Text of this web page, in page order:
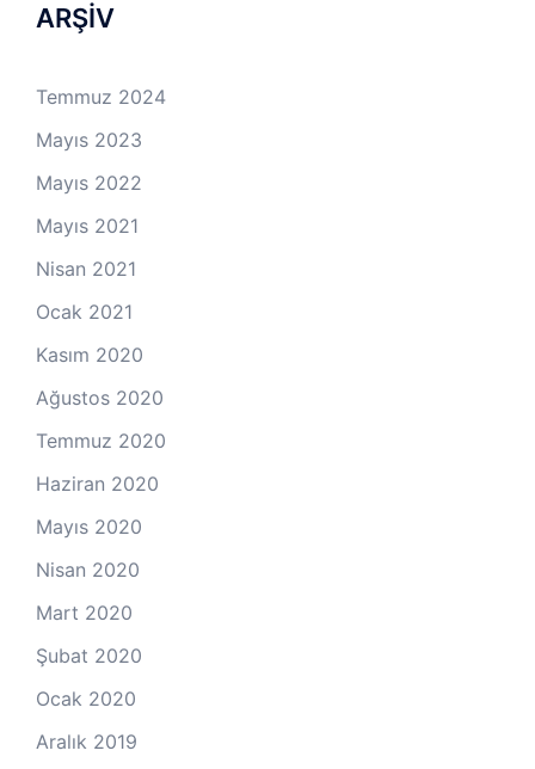
ARŞİV
Temmuz 2024
Mayıs 2023
Mayıs 2022
Mayıs 2021
Nisan 2021
Ocak 2021
Kasım 2020
Ağustos 2020
Temmuz 2020
Haziran 2020
Mayıs 2020
Nisan 2020
Mart 2020
Şubat 2020
Ocak 2020
Aralık 2019